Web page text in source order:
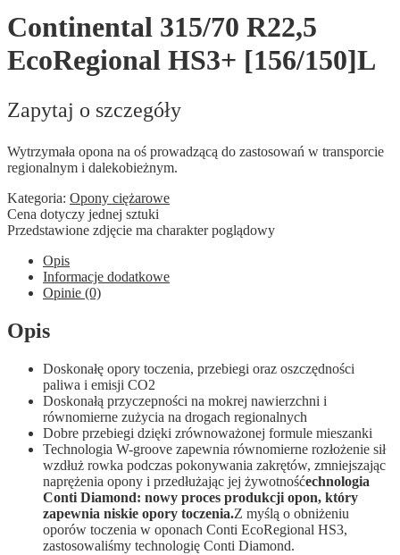
Continental 315/70 R22,5
EcoRegional HS3+ [156/150]L
Zapytaj o szczegóły
Wytrzymała opona na oś prowadzącą do zastosowań w transporcie
regionalnym i dalekobieżnym.
Kategoria: Opony ciężarowe
Cena dotyczy jednej sztuki
Przedstawione zdjęcie ma charakter poglądowy
Opis
Informacje dodatkowe
Opinie (0)
Opis
Doskonałę opory toczenia, przebiegi oraz oszczędności
paliwa i emisji CO2
Doskonałą przyczepności na mokrej nawierzchni i
równomierne zużycia na drogach regionalnych
Dobre przebiegi dzięki zrównoważonej formule mieszanki
Technologia W-groove zapewnia równomierne rozłożenie sił
wzdłuż rowka podczas pokonywania zakrętów, zmniejszając
naprężenia opony i przedłużając jej żywotnośćechnologia
Conti Diamond: nowy proces produkcji opon, który
zapewnia niskie opory toczenia.Z myślą o obniżeniu
oporów toczenia w oponach Conti EcoRegional HS3,
zastosowaliśmy technologię Conti Diamond.